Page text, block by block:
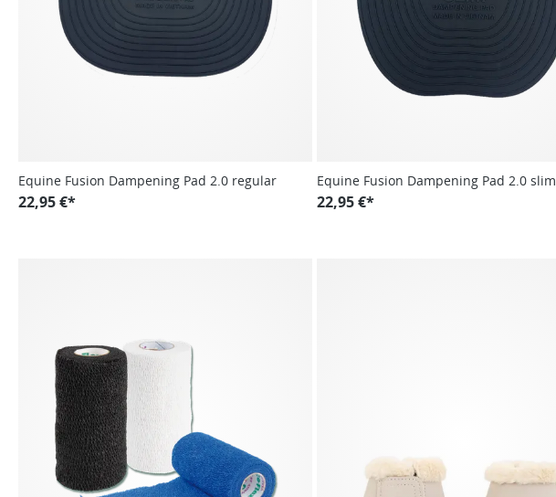
Equine Fusion Dampening Pad 2.0 regular
22,95 €*
Equine Fusion Dampening Pad 2.0 slim
22,95 €*